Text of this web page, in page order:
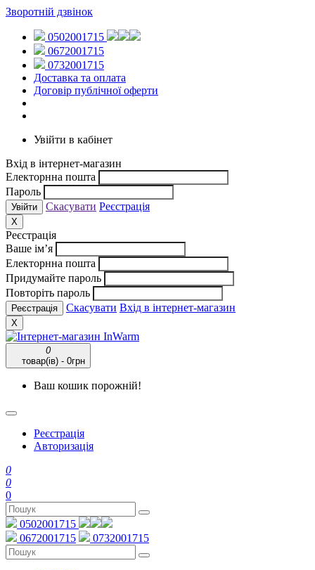
Зворотній дзвінок
0502001715
0672001715
0732001715
Доставка та оплата
Договір публічної оферти
Увійти в кабінет
Вхід в інтернет-магазин
Електорнна пошта
Пароль
Скасувати Реєстрація
X
Реєстрація
Ваше ім’я
Електорнна пошта
Придумайте пароль
Повторіть пароль
Скасувати Вхід в інтернет-магазин
X
0
товар(ів) - 0грн
Ваш кошик порожній!
Реєстрація
Авторизація
0
0
0
0502001715
0672001715
0732001715